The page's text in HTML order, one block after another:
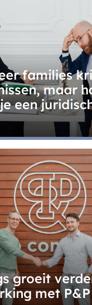
families
maar
een
groeit
met